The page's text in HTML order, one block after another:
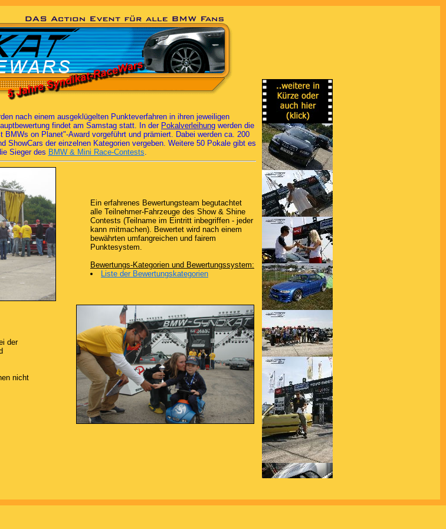
nach einem ausgeklügelten Punkteverfahren in ihren jeweiligen
findet am Samstag statt. In der Pokalverleihung werden die
BMWs on Planet"-Award vorgeführt und prämiert. Dabei werden ca. 200
ShowCars der einzelnen Kategorien vergeben. Weitere 50 Pokale gibt es
Sieger des BMW & Mini Race-Contests.
Ein erfahrenes Bewertungsteam begutachtet
alle Teilnehmer-Fahrzeuge des Show & Shine
Contests (Teilname im Eintritt inbegriffen - jeder
kann mitmachen). Bewertet wird nach einem
bewährten umfangreichen und fairem
Punktesystem.
Bewertungs-Kategorien und Bewertungssystem:
Liste der Bewertungskategorien
der
nicht